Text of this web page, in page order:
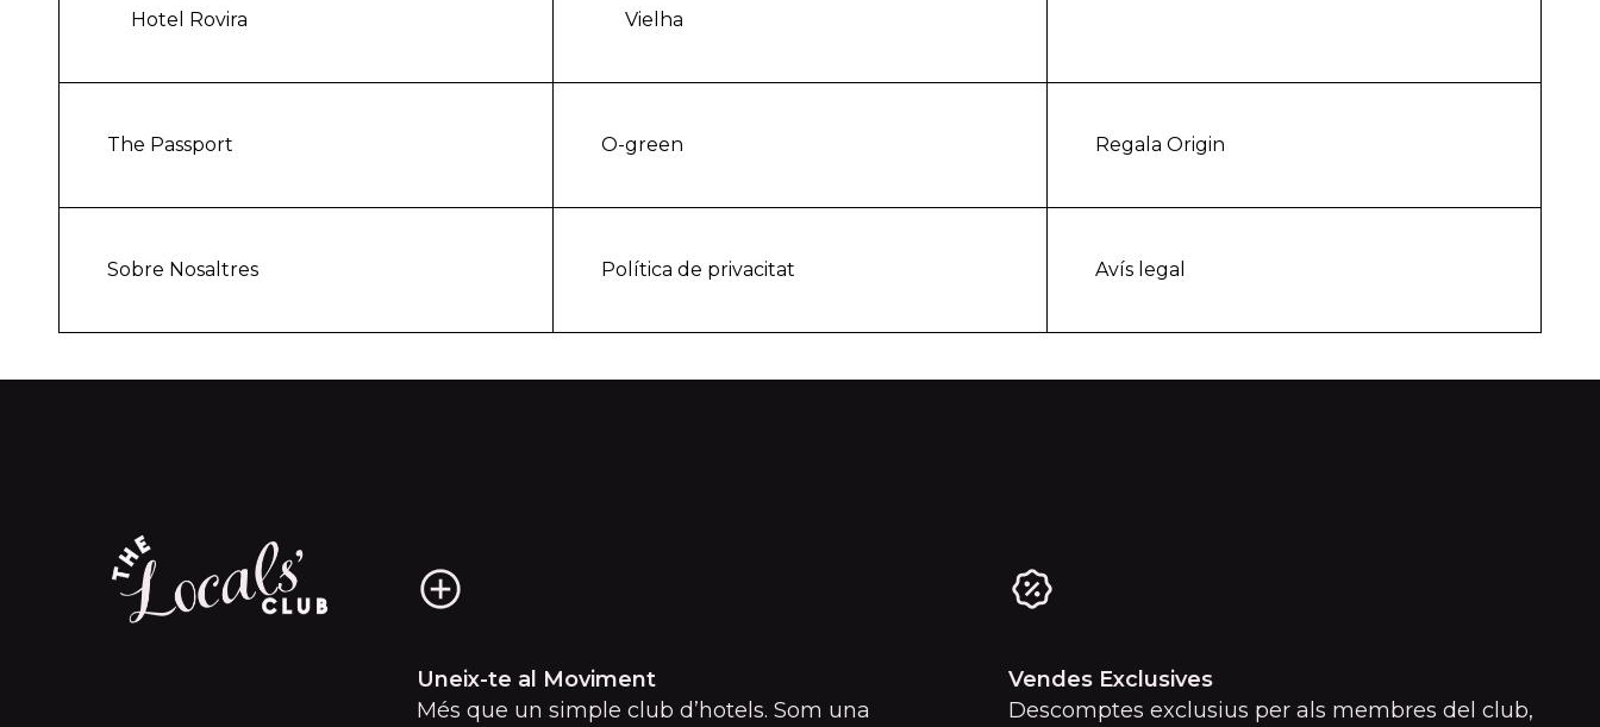
Hotel Rovira Vielha
The Passport O-green Regala Origin
Sobre Nosaltres Política de privacitat Avís legal
Uneix-te al Moviment
Més que un simple club d’hotels. Som una
Vendes Exclusives
Descomptes exclusius per als membres del club,